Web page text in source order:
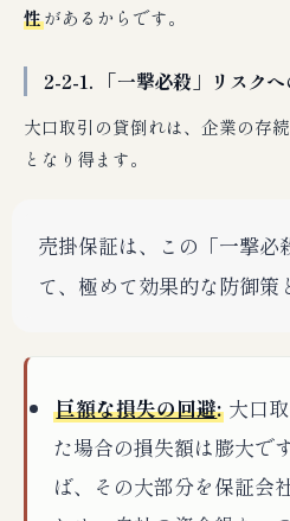
性があるからです。
2-2-1. 「一撃必殺」リスク
大口取引の貸倒れは、企業の存
となり得ます。
売掛保証は、この「一撃必
て、極めて効果的な防御策
巨額な損失の回避: 大口
た場合の損失額は膨大で
ば、その大部分を保証会